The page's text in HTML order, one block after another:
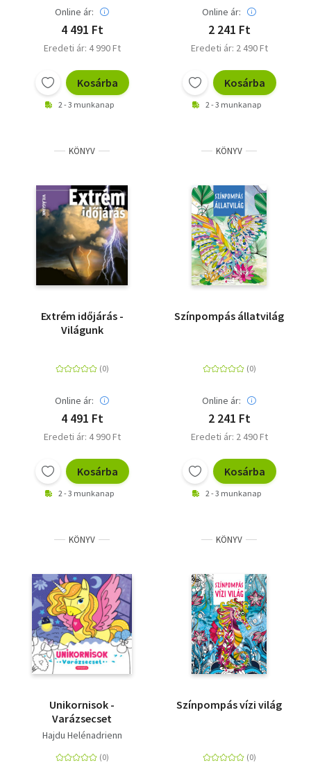
Online ár:
4 491 Ft
Eredeti ár: 4 990 Ft
Kosárba
2 - 3 munkanap
Online ár:
2 241 Ft
Eredeti ár: 2 490 Ft
Kosárba
2 - 3 munkanap
KÖNYV
Extrém időjárás -
Világunk
Online ár:
4 491 Ft
Eredeti ár: 4 990 Ft
Kosárba
2 - 3 munkanap
KÖNYV
Színpompás állatvilág
Online ár:
2 241 Ft
Eredeti ár: 2 490 Ft
Kosárba
2 - 3 munkanap
KÖNYV
Unikornisok -
Varázsecset
Hajdu Helénadrienn
KÖNYV
Színpompás vízi világ